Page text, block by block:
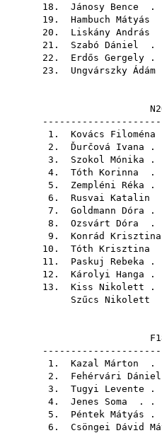
18. Jánosy Bence .
19. Hambuch Mátyás
20. Liskány András
21. Szabó Dániel .
22. Erdős Gergely .
23. Ungvárszky Ádám
1. Kovács Filoména
2. Ďurčová Ivana .
3. Szokol Mónika .
4. Tóth Korinna .
5. Zempléni Réka .
6. Rusvai Katalin
7. Goldmann Dóra .
8. Ozsvárt Dóra .
9. Konrád Krisztina
10. Tóth Krisztina
11. Paskuj Rebeka .
12. Károlyi Hanga .
13. Kiss Nikolett .
Szűcs Nikolett
1. Kazal Márton .
2. Fehérvári Dániel
3. Tugyi Levente .
4. Jenes Soma . .
5. Péntek Mátyás .
6. Csöngei Dávid